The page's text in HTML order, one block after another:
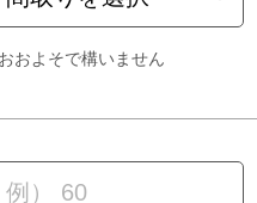
およそで構いません